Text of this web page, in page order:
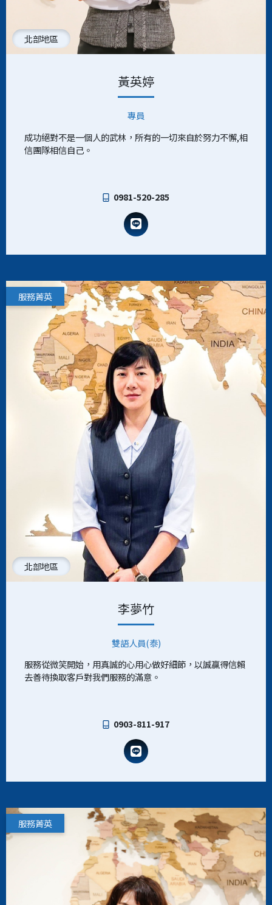
北部地區
黃英婷
專員
成功絕對不是一個人的武林，所有的一切來自於努力不懈,相
信團隊相信自己。
0981-520-285
服務菁英
北部地區
李夢竹
雙語人員(泰)
服務從微笑開始，用真誠的心用心做好細節，以誠贏得信賴
去善待換取客戶對我們服務的滿意。
0903-811-917
服務菁英